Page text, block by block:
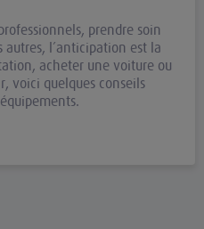
prendre soin
autres, l’anticipation est la
acheter une voiture ou
voici quelques conseils